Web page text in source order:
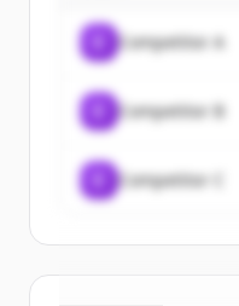
Competitor A
Competitor B
Competitor C